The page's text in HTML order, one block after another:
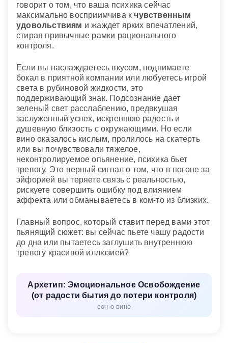
говорит о том, что ваша психика сейчас
максимально восприимчива кчувственным
удовольствиям и жаждет ярких впечатлений,
стирая привычные рамки рационального
контроля.
Если вы наслаждаетесь вкусом, поднимаете
бокал в приятной компании или любуетесь игрой
света в рубиновой жидкости, это
поддерживающий знак. Подсознание дает
зеленый свет расслаблению, предвкушая
заслуженный успех, искреннюю радость и
душевную близость с окружающими. Но если
вино оказалось кислым, пролилось на скатерть
или вы почувствовали тяжелое,
неконтролируемое опьянение, психика бьет
тревогу. Это верный сигнал о том, что в погоне за
эйфорией вы теряете связь с реальностью,
рискуете совершить ошибку под влиянием
аффекта или обманываетесь в ком-то из близких.
Главный вопрос, который ставит перед вами этот
пьянящий сюжет: вы сейчас пьете чашу радости
до дна или пытаетесь заглушить внутреннюю
тревогу красивой иллюзией?
Архетип: Эмоциональное Освобождение
(от радости бытия до потери контроля)
сон о вине